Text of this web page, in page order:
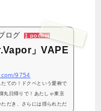
ログ 1 pocket
」VAPE
9754
ての！ドクベという愛称で
丸日帰りで！あたしゃ東京
だき、さらには揺られただ